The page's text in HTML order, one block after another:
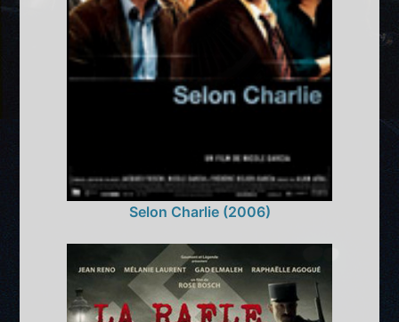
Selon Charlie (2006)